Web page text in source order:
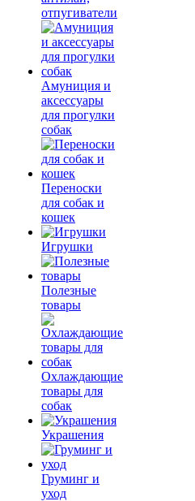
отпугиватели
Амуниция и
аксессуары
для прогулки
собак
Переноски
для собак и
кошек
Игрушки
Полезные
товары
Охлаждающие
товары для
собак
Украшения
Груминг и
уход